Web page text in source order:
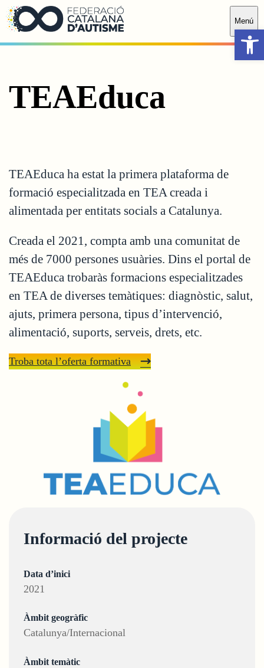
Saltar al contingut principal
Menú
TEAEduca
TEAEduca ha estat la primera plataforma de
formació especialitzada en TEA creada i
alimentada per entitats socials a Catalunya.
Creada el 2021, compta amb una comunitat de
més de 7000 persones usuàries. Dins el portal de
TEAEduca trobaràs formacions especialitzades
en TEA de diverses temàtiques: diagnòstic, salut,
ajuts, primera persona, tipus d’intervenció,
alimentació, suports, serveis, drets, etc.
Troba tota l’oferta formativa
Informació del projecte
Data d’inici
2021
Àmbit geogràfic
Catalunya/Internacional
Àmbit temàtic